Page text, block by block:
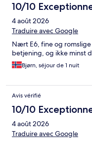
10/10
4 août 2026
Traduire avec Google
Nært E6, fine og
betjening, og ikke minst
Bjørn, séjour de 1 nuit
Avis vérifié
10/10
4 août 2026
Traduire avec Google